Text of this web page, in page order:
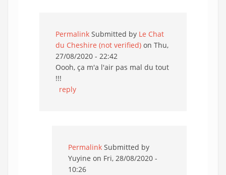
Permalink Submitted by Le Chat
du Cheshire (not verified) on Thu,
27/08/2020 - 22:42
Oooh, ça m'a l'air pas mal du tout
!!!
reply
Permalink Submitted by
Yuyine on Fri, 28/08/2020 -
10:26